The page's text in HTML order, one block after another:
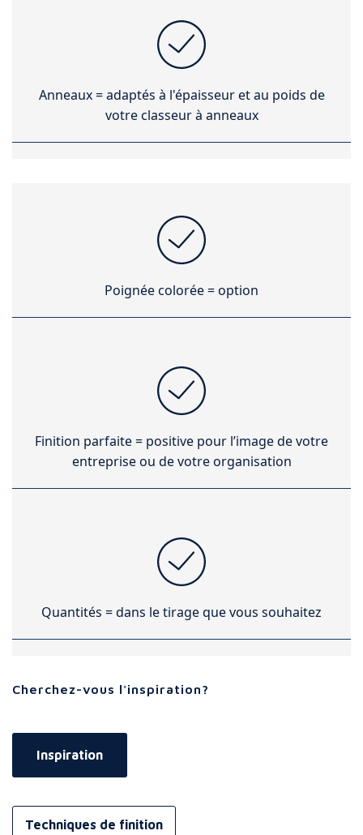
Anneaux = adaptés à l'épaisseur et au poids de
votre classeur à anneaux
Poignée colorée = option
Finition parfaite = positive pour l’image de votre
entreprise ou de votre organisation
Quantités = dans le tirage que vous souhaitez
Cherchez-vous l'inspiration?
Inspiration
Techniques de finition